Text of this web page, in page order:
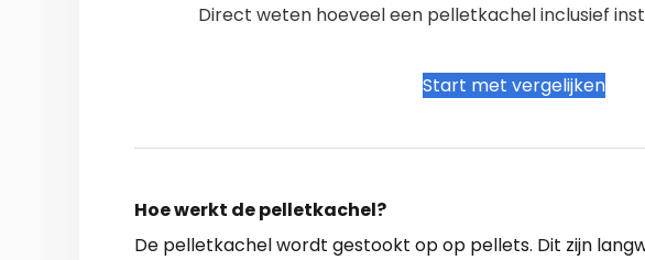
Direct weten hoeveel een pelletkachel inclusief
Start met vergelijken
Hoe werkt de pelletkachel?
De pelletkachel wordt gestookt op op pellets. Dit zijn